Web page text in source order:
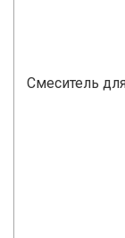
Смеситель